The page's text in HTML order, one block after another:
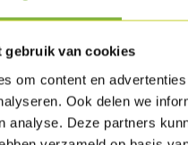
gebruik van cookies
om content en
Ook delen we
analyse. Deze partners